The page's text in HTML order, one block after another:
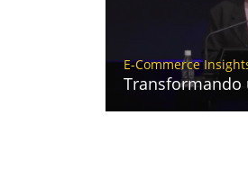
E-Commerce
Transformando